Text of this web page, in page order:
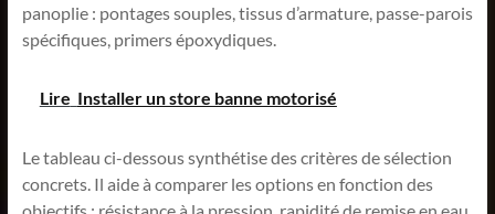
panoplie : pontages souples, tissus d’armature, passe-parois
spécifiques, primers époxydiques.
Lire Installer un store banne motorisé
Le tableau ci-dessous synthétise des critères de sélection
concrets. Il aide à comparer les options en fonction des